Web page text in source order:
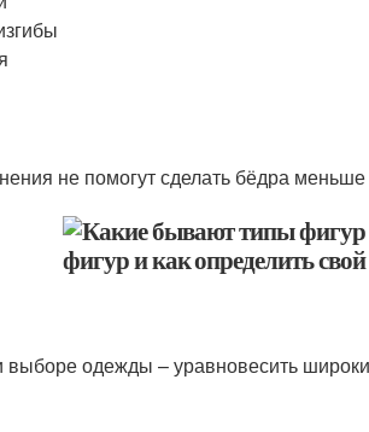
не помогут сделать бёдра меньше
выборе одежды – уравновесить